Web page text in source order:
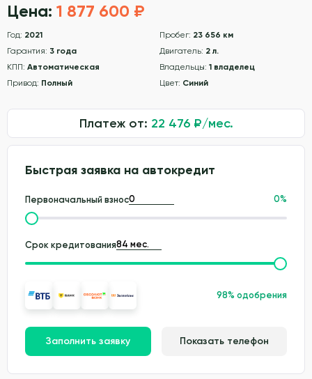
Цена: 1 877 600 ₽
Год: 2021 Пробег: 23 656 км
Гарантия: 3 года Двигатель: 2 л.
КПП: Автоматическая Владельцы: 1 владелец
Привод: Полный Цвет: Синий
Платеж от: 22 476₽/мес.
Быстрая заявка на автокредит
Первоначальный взнос 0%
Срок кредитования
98% одобрения
Заполнить заявку Показать телефон